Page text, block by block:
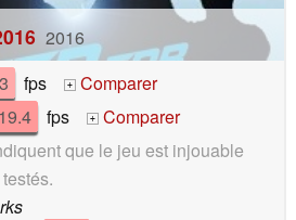
2016
fps +
Comparer
19.4 fps +
Comparer
que le jeu est injouable